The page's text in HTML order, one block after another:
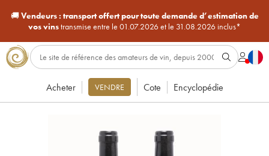
🚚Vendeurs : transport offert pour toute demande d’estimation de
vos vinstransmise entre le 01.07.2026 et le 31.08.2026 inclus*
Acheter VENDRE Cote Encyclopédie